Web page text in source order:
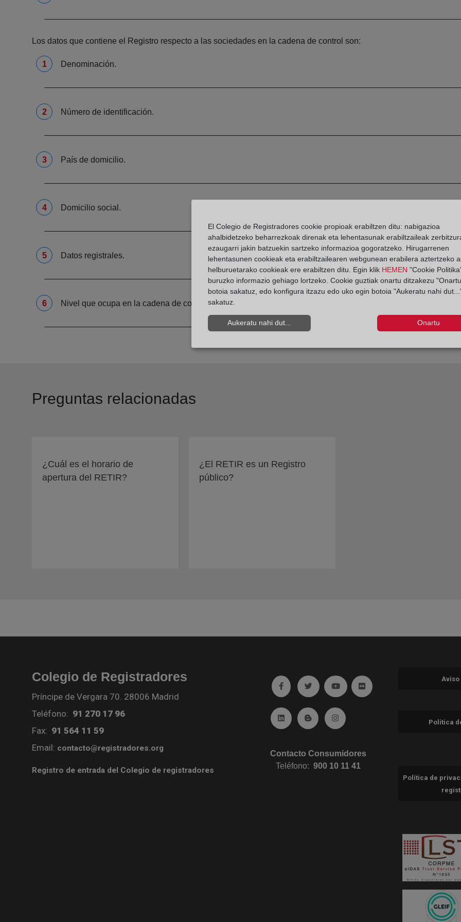
Los datos que contiene el Registro respecto a las sociedades en la cadena de control son:
Denominación.
Número de identificación.
País de domicilio.
Domicilio social.
Datos registrales.
Nivel que ocupa en la cadena de control.
Preguntas relacionadas
¿Cuál es el horario de
apertura del RETIR?
¿El RETIR es un Registro
público?
Colegio de Registradores
Príncipe de Vergara 70. 28006 Madrid
Teléfono: 91 270 17 96
Fax: 91 564 11 59
Email: contacto@registradores.org
Registro de entrada del Colegio de registradores
Ir a facebook (abre en ventana nueva)
Ir a twitter (abre en ventana nueva)
Ir a YouTube (abre en ventana nueva)
Ir a Flickr (abre en ventana
Ir a Linkedin (abre en ventana nueva)
Ir al Blog (abre en ventana nueva)
Ir a Instagram (abre en ventana
Contacto Consumidores
Teléfono:900 10 11 41
Aviso
Política
Política de
El Colegio de Registradores cookie propioak erabiltzen ditu: nabigazioa
ahalbidetzeko beharrezkoak direnak eta lehentasunak erabiltzaileak
ezaugarri jakin batzuekin sartzeko informazioa gogoratzeko. Hirugarrenen
lehentasunen cookieak eta erabiltzailearen webgunean erabilera aztertzeko
helburuetarako cookieak ere erabiltzen ditu. Egin klik HEMEN "Cookie
buruzko informazio gehiago lortzeko. Cookie guztiak onartu ditzakezu
botoia sakatuz, edo konfigura itzazu edo uko egin botoia "Aukeratu nahi
sakatuz.
Aukeratu nahi dut... Onartu